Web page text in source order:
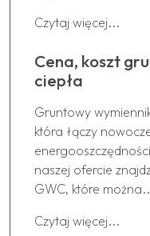
Czytaj więcej...
Cena, koszt
ciepła
Gruntowy
która łączy
naszej ofercie
GWC, które
Czytaj więcej...